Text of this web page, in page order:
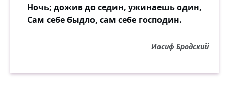
Ночь; дожив до седин, ужинаешь один,
Сам себе быдло, сам себе господин.
Иосиф Бродский